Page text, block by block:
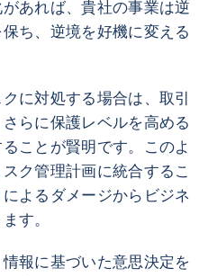
あれば、貴社の事業は逆
ち、逆境を好機に変える
に対処する場合は、取引
らに保護レベルを高める
ことが賢明です。このよ
ク管理計画に統合するこ
よるダメージからビジネ
す。
報に基づいた意思決定を